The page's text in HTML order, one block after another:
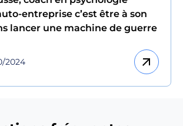
entreprise c’est être à son
lancer une machine de guerre
2024 arrow_outward